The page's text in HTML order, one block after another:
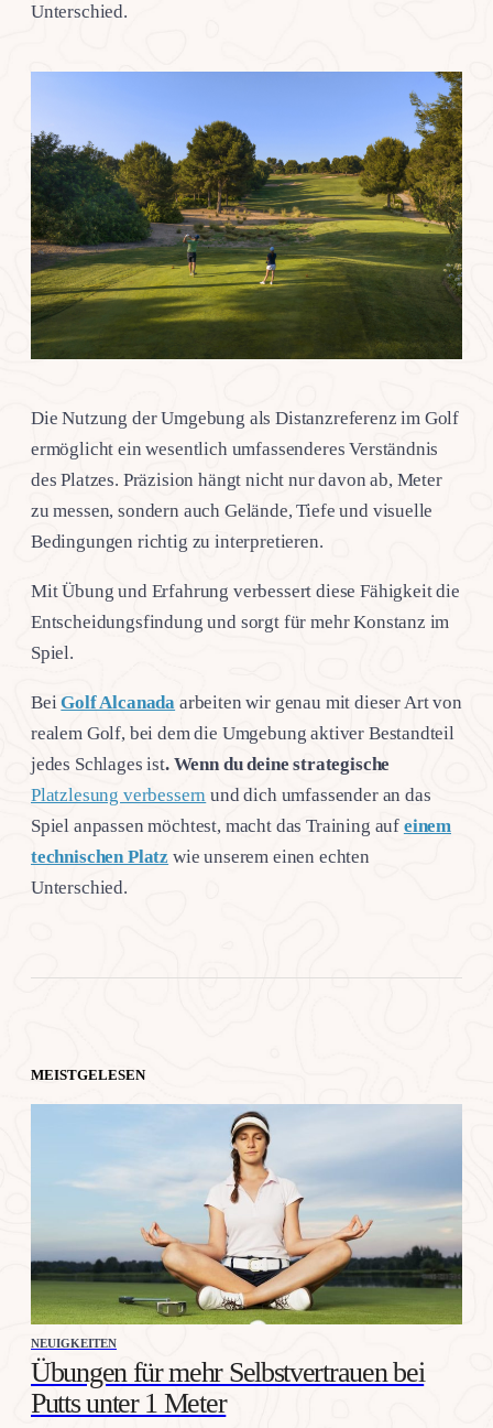
Unterschied.
Die Nutzung der Umgebung als Distanzreferenz im Golf
ermöglicht ein wesentlich umfassenderes Verständnis
des Platzes. Präzision hängt nicht nur davon ab, Meter
zu messen, sondern auch Gelände, Tiefe und visuelle
Bedingungen richtig zu interpretieren.
Mit Übung und Erfahrung verbessert diese Fähigkeit die
Entscheidungsfindung und sorgt für mehr Konstanz im
Spiel.
BeiGolf Alcanada arbeiten wir genau mit dieser Art von
realem Golf, bei dem die Umgebung aktiver Bestandteil
jedes Schlages ist. Wenn du deine strategische
Platzlesung verbessern und dich umfassender an das
Spiel anpassen möchtest, macht das Training auf einem
technischen Platz wie unserem einen echten
Unterschied.
MEISTGELESEN
NEUIGKEITEN
Übungen für mehr Selbstvertrauen bei
Putts unter 1 Meter